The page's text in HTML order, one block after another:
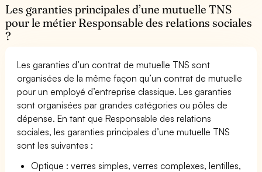
Les garanties principales d’une mutuelle TNS
pour le métier Responsable des relations sociales
?
Les garanties d’un contrat de mutuelle TNS sont
organisées de la même façon qu’un contrat de mutuelle
pour un employé d’entreprise classique. Les garanties
sont organisées par grandes catégories ou pôles de
dépense. En tant que Responsable des relations
sociales, les garanties principales d’une mutuelle TNS
sont les suivantes :
Optique : verres simples, verres complexes, lentilles,